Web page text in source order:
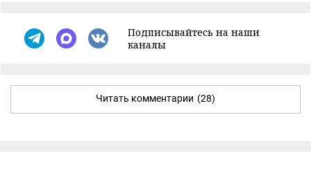
Подписывайтесь на наши
каналы
Читать комментарии (28)